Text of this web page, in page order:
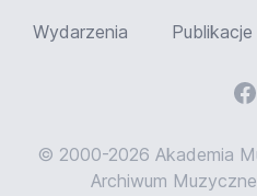
Wydarzenia
Publikacje
© 2000-2026 Akademia
Archiwum